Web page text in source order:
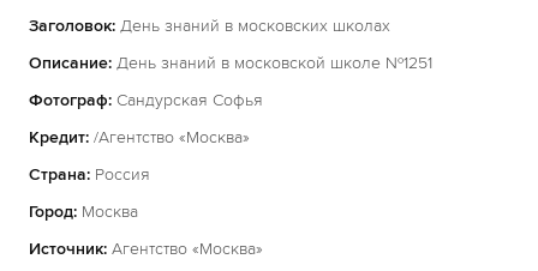
Заголовок: День знаний в московских школах
Описание: День знаний в московской школе №1251
Фотограф: Сандурская Софья
Кредит: /Агентство «Москва»
Страна: Россия
Город: Москва
Источник: Агентство «Москва»